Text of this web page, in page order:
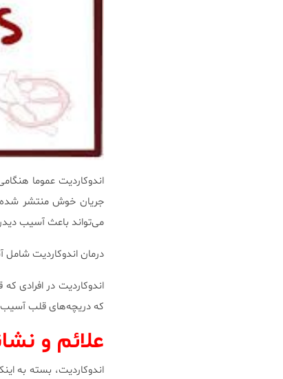
اندوکاردیت عموما
جریان خوش منتشر شده
می‌تواند باعث آسیب
درمان اندوکاردیت شامل
اندوکاردیت در افرادی
که دریچه‌های قلب آسیب
علائم و
اندوکاردیت، بسته به